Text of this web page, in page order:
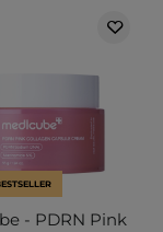
- PDRN Pink